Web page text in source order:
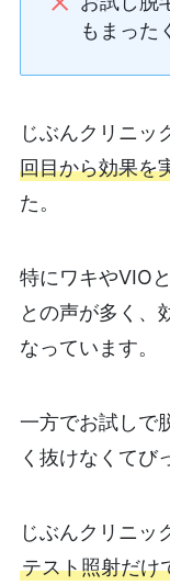
もまった
じぶんクリニッ
回目から効果を
た。
特にワキやVIO
との声が多く、
なっています。
一方でお試しで
く抜けなくてび
じぶんクリニッ
テスト照射だけ